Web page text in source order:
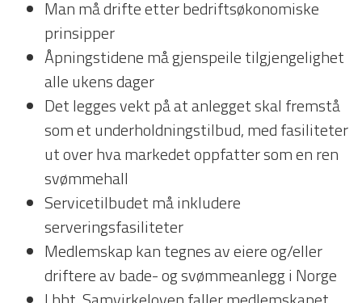
Man må drifte etter bedriftsøkonomiske
prinsipper
Åpningstidene må gjenspeile tilgjengelighet
alle ukens dager
Det legges vekt på at anlegget skal fremstå
som et underholdningstilbud, med fasiliteter
ut over hva markedet oppfatter som en ren
svømmehall
Servicetilbudet må inkludere
serveringsfasiliteter
Medlemskap kan tegnes av eiere og/eller
driftere av bade- og svømmeanlegg i Norge